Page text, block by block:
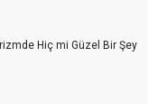
Hiç mi Güzel Bir Şey